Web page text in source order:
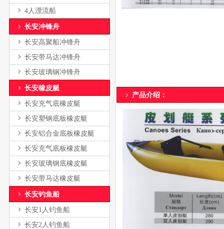
4人漂流船
长安冲锋舟
长安高聚船冲锋舟
长安带马达冲锋舟
长安玻璃钢冲锋舟
长安橡皮艇
长安充气底橡皮艇
长安塑钢底板橡皮艇
长安铝合金底板橡皮艇
长安充气底板橡皮艇
长安玻璃钢底橡皮艇
长安带马达橡皮艇
长安钓鱼船
长安1人钓鱼船
长安2人钓鱼船
产品介绍： 电话：